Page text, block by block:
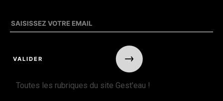
Toutes les rubriques du site Gest'eau !